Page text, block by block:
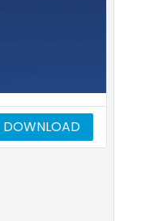
DOWNLOAD